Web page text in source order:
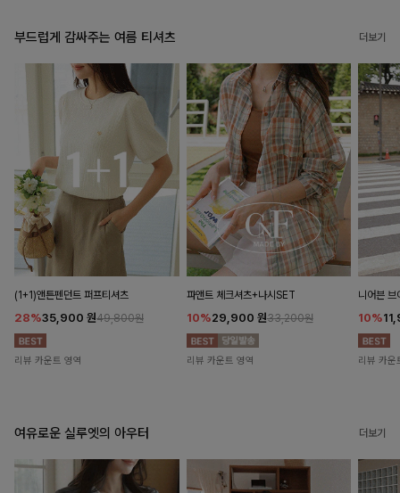
부드럽게 감싸주는 여름 티셔츠 더보기
(1+1)앤튼펜던트 퍼프티셔츠
28%35,900 원49,800원
리뷰 카운트 영역
파앤트 체크셔츠+나시SET
10%29,900 원33,200원
리뷰 카운트 영역
니어븐 브
10%
리뷰 카운
여유로운 실루엣의 아우터 더보기